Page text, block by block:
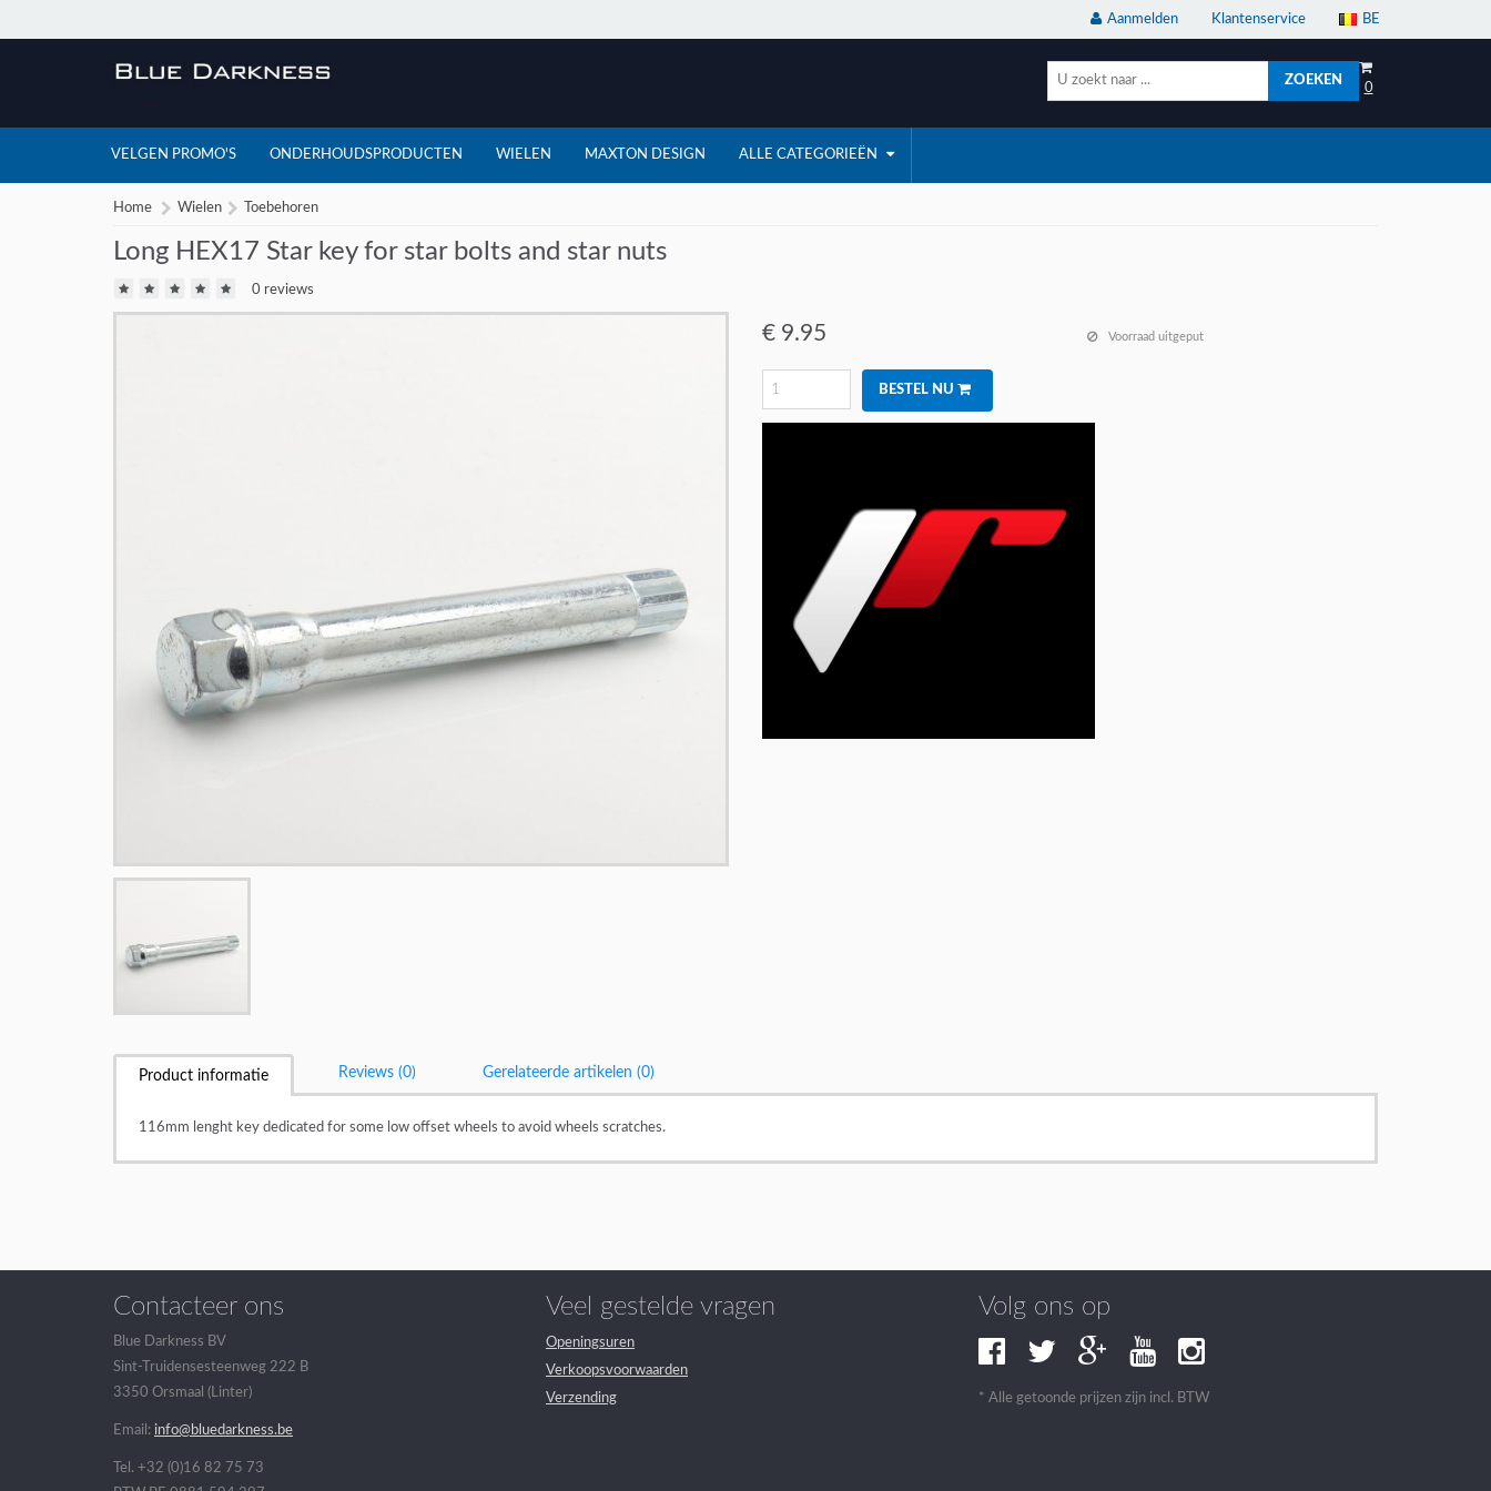
BE
Klantenservice
Aanmelden
0
ZOEKEN
VELGEN PROMO'S ONDERHOUDSPRODUCTEN WIELEN MAXTON DESIGN ALLE CATEGORIEËN
Home Wielen Toebehoren
Long HEX17 Star key for star bolts and star nuts
0 reviews
€ 9.95 Voorraad uitgeput
BESTEL NU
Product informatie Reviews (0) Gerelateerde artikelen (0)
116mm lenght key dedicated for some low offset wheels to avoid wheels scratches.
Contacteer ons
Blue Darkness BV
Sint-Truidensesteenweg 222 B
3350 Orsmaal (Linter)
Email: info@bluedarkness.be
Tel. +32 (0)16 82 75 73
Veel gestelde vragen
Openingsuren
Verkoopsvoorwaarden
Verzending
Volg ons op
* Alle getoonde prijzen zijn incl. BTW